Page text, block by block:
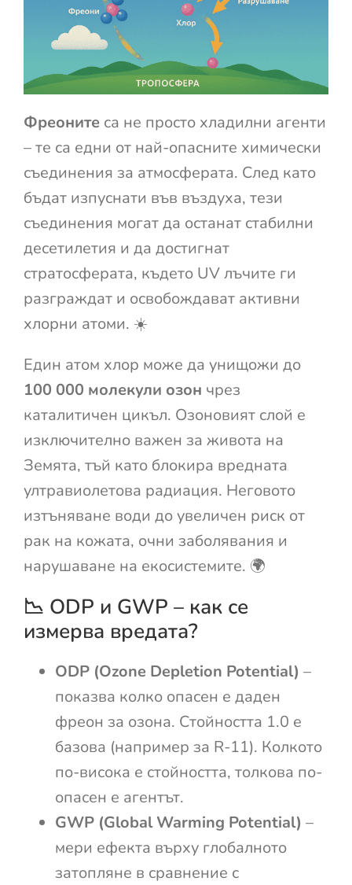
Фреонитеса не просто хладилни агенти
– те са едни от най-опасните химически
съединения за атмосферата. След като
бъдат изпуснати във въздуха, тези
съединения могат да останат стабилни
десетилетия и да достигнат
стратосферата, където UV лъчите ги
разграждат и освобождават активни
хлорни атоми. ☀️
Един атом хлор може да унищожи до
100 000 молекули озон чрез
каталитичен цикъл. Озоновият слой е
изключително важен за живота на
Земята, тъй като блокира вредната
ултравиолетова радиация. Неговото
изтъняване води до увеличен риск от
рак на кожата, очни заболявания и
нарушаване на екосистемите. 🌍
📉 ODP и GWP – как се
измерва вредата?
ODP (Ozone Depletion Potential) –
показва колко опасен е даден
фреон за озона. Стойността 1.0 е
базова (например за R-11). Колкото
по-висока е стойността, толкова по-
опасен е агентът.
GWP (Global Warming Potential) –
мери ефекта върху глобалното
затопляне в сравнение с